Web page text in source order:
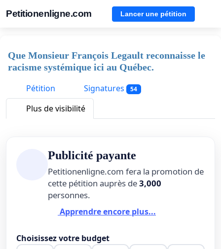
Petitionenligne.com Lancer une pétition
Que Monsieur François Legault reconnaisse le
racisme systémique ici au Québec.
Pétition
Signatures 54
Plus de visibilité
Publicité payante
Petitionenligne.com fera la promotion de
cette pétition auprès de3,000
personnes.
Apprendre encore plus...
Choisissez votre budget